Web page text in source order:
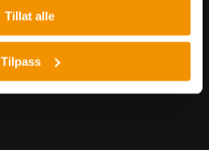
Tillat alle
Tilpass